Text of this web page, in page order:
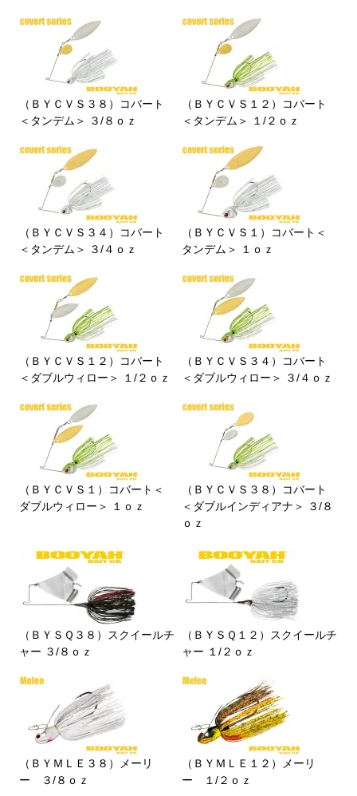
（ＢＹＣＶＳ３８）コバート
＜タンデム＞ ３/８ｏｚ
（ＢＹＣＶＳ１２）コバート
＜タンデム＞ １/２ｏｚ
（ＢＹＣＶＳ３４）コバート
＜タンデム＞ ３/４ｏｚ
（ＢＹＣＶＳ１）コバート＜
タンデム＞ １ｏｚ
（ＢＹＣＶＳ１２）コバート
＜ダブルウィロー＞ １/２ｏｚ
（ＢＹＣＶＳ３４）コバート
＜ダブルウィロー＞ ３/４ｏｚ
（ＢＹＣＶＳ１）コバート＜
ダブルウィロー＞ １ｏｚ
（ＢＹＣＶＳ３８）コバート
＜ダブルインディアナ＞ ３/８
ｏｚ
（ＢＹＳＱ３８）スクイールチ
ャー ３/８ｏｚ
（ＢＹＳＱ１２）スクイールチ
ャー １/２ｏｚ
（ＢＹＭＬＥ３８）メーリ
ー ３/８ｏｚ
（ＢＹＭＬＥ１２）メーリ
ー １/２ｏｚ